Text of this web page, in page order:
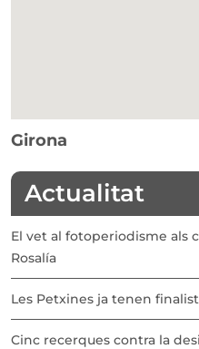
Girona
Actualitat
El vet al fotoperiodisme als
Rosalía
Les Petxines ja tenen
Cinc recerques contra la